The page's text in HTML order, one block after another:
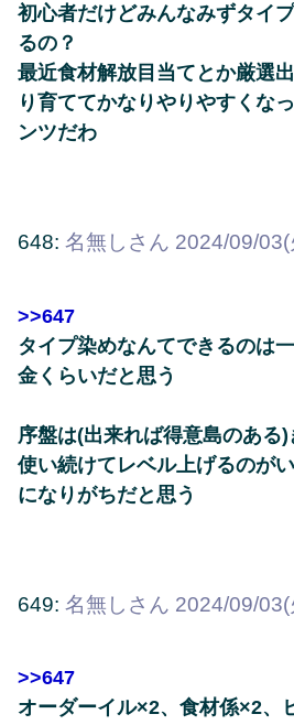
初心者だけどみんなみずタイ
るの？
最近食材解放目当てとか厳選
り育ててかなりやりやすくな
ンツだわ
648: 名無しさん 2024/09/
>>647
タイプ染めなんてできるのは
金くらいだと思う
序盤は(出来れば得意島のある
使い続けてレベル上げるのが
になりがちだと思う
649: 名無しさん 2024/09/
>>647
オーダーイル×2、食材係×2、